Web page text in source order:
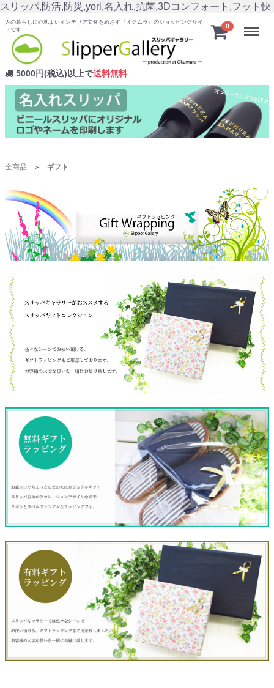
スリッパ,防活,防災,yori,名入れ,抗菌,3Dコンフォート,フット快
人の暮らしに心地よいインテリア文化をめざす『オクムラ』のショッピングサイ
トです
5000円(税込)以上で送料無料
0 Menu
全商品 ギフト